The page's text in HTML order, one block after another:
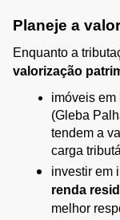
Planeje a
Enquanto a
valorização
imóveis em
(Gleba
tendem a
carga
investir em
renda
melhor